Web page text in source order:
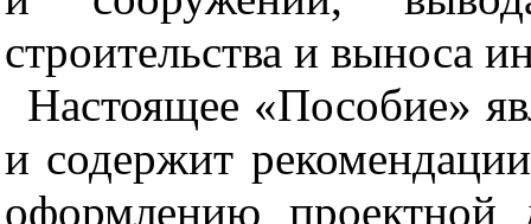
строительства и выноса
Настоящее «Пособие»
и содержит
оформлению